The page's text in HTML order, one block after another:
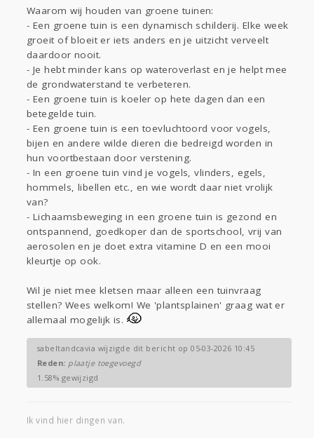
Waarom wij houden van groene tuinen:
- Een groene tuin is een dynamisch schilderij. Elke week
groeit of bloeit er iets anders en je uitzicht verveelt
daardoor nooit.
- Je hebt minder kans op wateroverlast en je helpt mee
de grondwaterstand te verbeteren.
- Een groene tuin is koeler op hete dagen dan een
betegelde tuin.
- Een groene tuin is een toevluchtoord voor vogels,
bijen en andere wilde dieren die bedreigd worden in
hun voortbestaan door verstening.
- In een groene tuin vind je vogels, vlinders, egels,
hommels, libellen etc., en wie wordt daar niet vrolijk
van?
- Lichaamsbeweging in een groene tuin is gezond en
ontspannend, goedkoper dan de sportschool, vrij van
aerosolen en je doet extra vitamine D en een mooi
kleurtje op ook.
Wil je niet mee kletsen maar alleen een tuinvraag
stellen? Wees welkom! We 'plantsplainen' graag wat er
allemaal mogelijk is.
sabeltandcavia wijzigde dit bericht op 05-03-2026 10:45
Reden: plaatje toegevoegd
1.58% gewijzigd
Ik vind hier dingen van.